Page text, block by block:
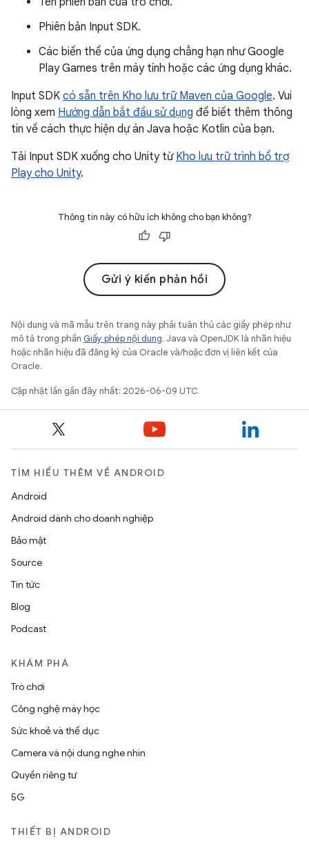
Phiên bản Input SDK.
Các biến thể của ứng dụng chẳng hạn như Google
Play Games trên máy tính hoặc các ứng dụng khác.
Input SDK có sẵn trên Kho lưu trữ Maven của Google. Vui
lòng xem Hướng dẫn bắt đầu sử dụng để biết thêm thông
tin về cách thực hiện dự án Java hoặc Kotlin của bạn.
Tải Input SDK xuống cho Unity từ Kho lưu trữ trình bổ trợ
Play cho Unity.
Thông tin này có hữu ích không cho bạn không?
Gửi ý kiến phản hồi
Nội dung và mã mẫu trên trang này phải tuân thủ các giấy phép như
mô tả trong phần Giấy phép nội dung. Java và OpenJDK là nhãn hiệu
hoặc nhãn hiệu đã đăng ký của Oracle và/hoặc đơn vị liên kết của
Oracle.
Cập nhật lần gần đây nhất: 2026-06-09 UTC.
TÌM HIỂU THÊM VỀ ANDROID
Android
Android dành cho doanh nghiệp
Bảo mật
Source
Tin tức
Blog
Podcast
KHÁM PHÁ
Trò chơi
Công nghệ máy học
Sức khoẻ và thể dục
Camera và nội dung nghe nhìn
Quyền riêng tư
5G
THIẾT BỊ ANDROID